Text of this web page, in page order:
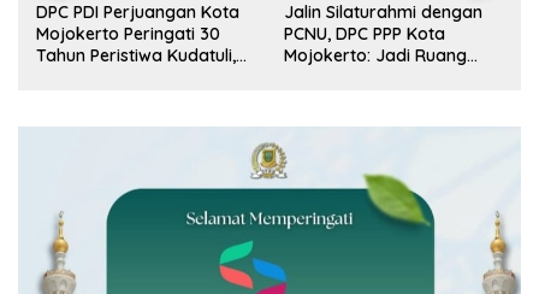
DPC PDI Perjuangan Kota
Mojokerto Peringati 30
Tahun Peristiwa Kudatuli,
Jalin Silaturahmi dengan
PCNU, DPC PPP Kota
Mojokerto: Jadi Ruang